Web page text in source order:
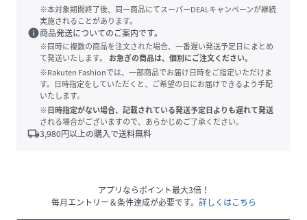
※本対象期間終了後、同一商品にてスーパーDEALキャンペーンが継続
実施されることがあります。
info商品発送についてのご案内です。
※同時に複数の商品を注文された場合、一番遅い発送予定日にまとめ
て発送いたします。
お急ぎの商品は、個別にご注文ください。
※Rakuten Fashionでは、一部商品でお届け日時をご指定いただけま
す。日時指定をしていただくと、ご希望の日にお届けできるよう手配
いたします。
※日時指定がない場合、記載されている発送予定日よりも遅れて発送
される場合がございますので、あらかじめご了承ください。
local_shipping3,980円以上の購入で送料無料
アプリならポイント最大3倍！
毎月エントリー＆条件達成が必要です。 詳しくはこちら